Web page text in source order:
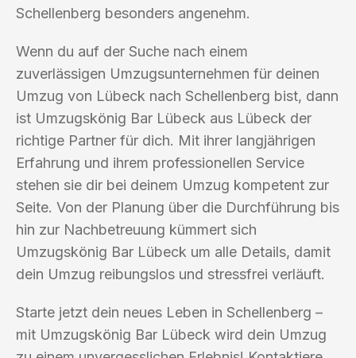
Schellenberg besonders angenehm.
Wenn du auf der Suche nach einem
zuverlässigen Umzugsunternehmen für deinen
Umzug von Lübeck nach Schellenberg bist, dann
ist Umzugskönig Bar Lübeck aus Lübeck der
richtige Partner für dich. Mit ihrer langjährigen
Erfahrung und ihrem professionellen Service
stehen sie dir bei deinem Umzug kompetent zur
Seite. Von der Planung über die Durchführung bis
hin zur Nachbetreuung kümmert sich
Umzugskönig Bar Lübeck um alle Details, damit
dein Umzug reibungslos und stressfrei verläuft.
Starte jetzt dein neues Leben in Schellenberg –
mit Umzugskönig Bar Lübeck wird dein Umzug